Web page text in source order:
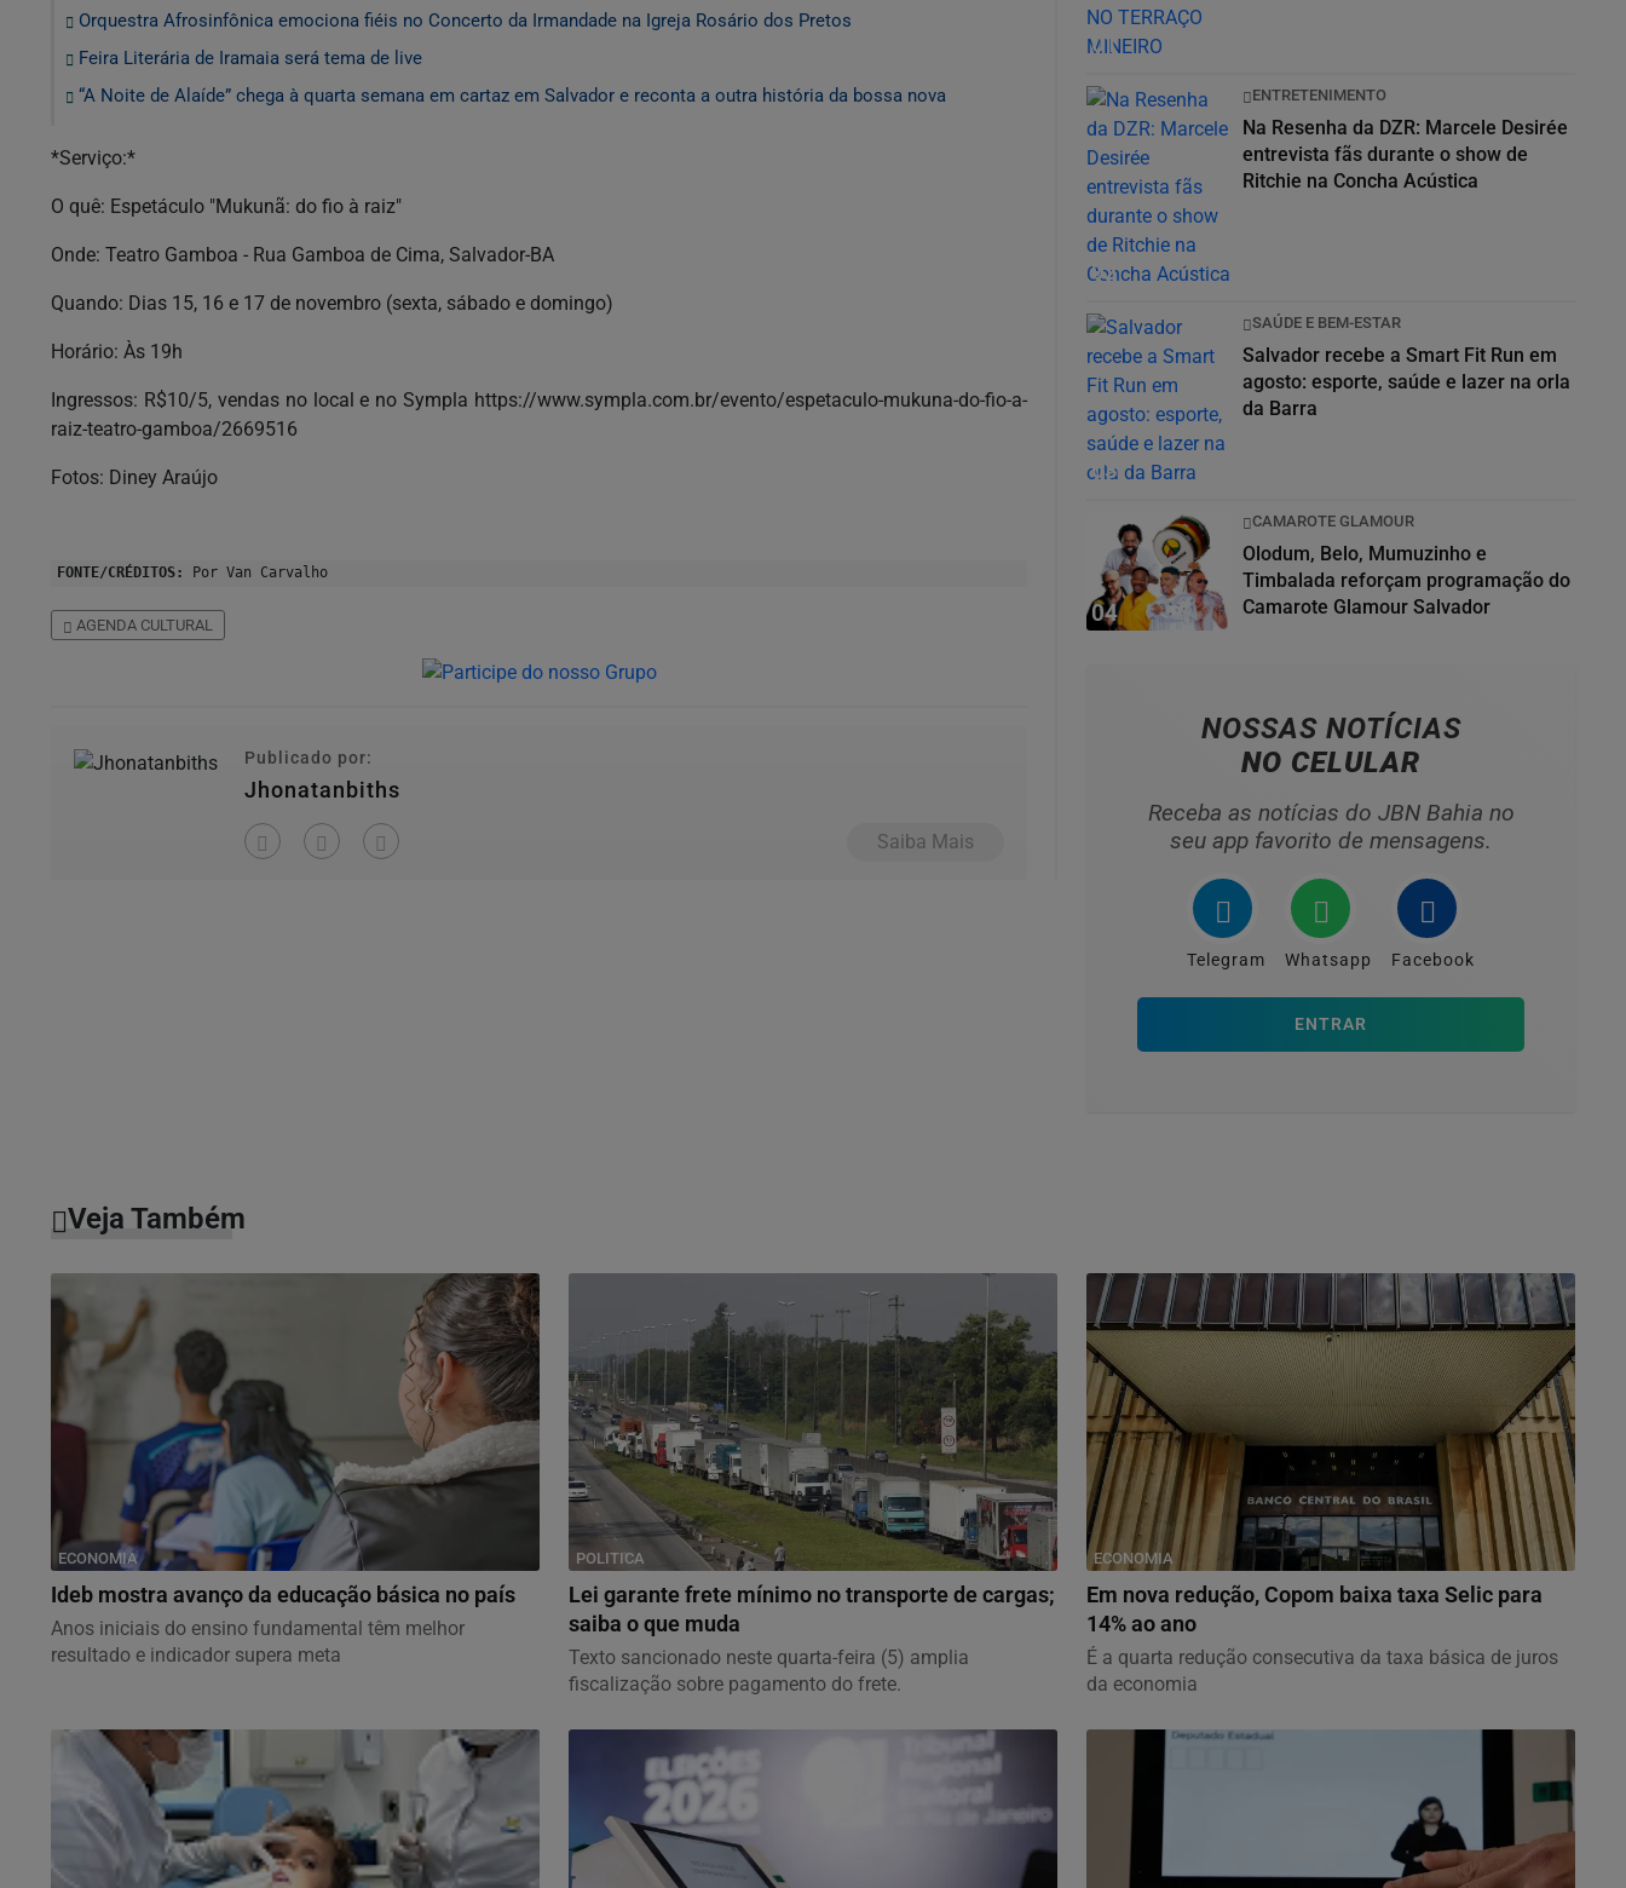
Orquestra Afrosinfônica emociona fiéis no Concerto da Irmandade na Igreja Rosário dos Pretos
Feira Literária de Iramaia será tema de live
“A Noite de Alaíde” chega à quarta semana em cartaz em Salvador e reconta a outra história da bossa nova
*Serviço:*
O quê: Espetáculo "Mukunã: do fio à raiz"
Onde: Teatro Gamboa - Rua Gamboa de Cima, Salvador-BA
Quando: Dias 15, 16 e 17 de novembro (sexta, sábado e domingo)
Horário: Às 19h
Ingressos: R$10/5, vendas no local e no Sympla https://www.sympla.com.br/evento/espetaculo-mukuna-do-fio-a-
raiz-teatro-gamboa/2669516
Fotos: Diney Araújo
FONTE/CRÉDITOS: Por Van Carvalho
AGENDA CULTURAL
Publicado por:
Jhonatanbiths
Saiba Mais
01
02
ENTRETENIMENTO
Na Resenha da DZR: Marcele Desirée
entrevista fãs durante o show de
Ritchie na Concha Acústica
03
SAÚDE E BEM-ESTAR
Salvador recebe a Smart Fit Run em
agosto: esporte, saúde e lazer na orla
da Barra
04
CAMAROTE GLAMOUR
Olodum, Belo, Mumuzinho e
Timbalada reforçam programação do
Camarote Glamour Salvador
NOSSAS NOTÍCIAS
NO CELULAR
Receba as notícias do JBN Bahia no
seu app favorito de mensagens.
Telegram Whatsapp Facebook
ENTRAR
Veja Também
ECONOMIA
Ideb mostra avanço da educação básica no país
Anos iniciais do ensino fundamental têm melhor
resultado e indicador supera meta
POLITICA
Lei garante frete mínimo no transporte de cargas;
saiba o que muda
Texto sancionado neste quarta-feira (5) amplia
fiscalização sobre pagamento do frete.
ECONOMIA
Em nova redução, Copom baixa taxa Selic para
14% ao ano
É a quarta redução consecutiva da taxa básica de juros
da economia